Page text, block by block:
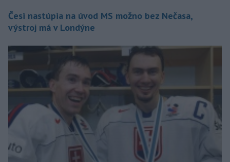
Česi nastúpia na úvod MS možno bez Nečasa,
výstroj má v Londýne